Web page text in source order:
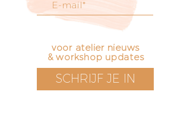
voor atelier nieuws
& workshop updates
SCHRIJF JE IN